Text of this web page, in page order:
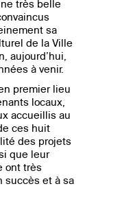
très belle
sa
de la Ville
aujourd’hui,
à venir.
premier lieu
locaux,
accueillis au
ces huit
des projets
que leur
ont très
succès et à sa